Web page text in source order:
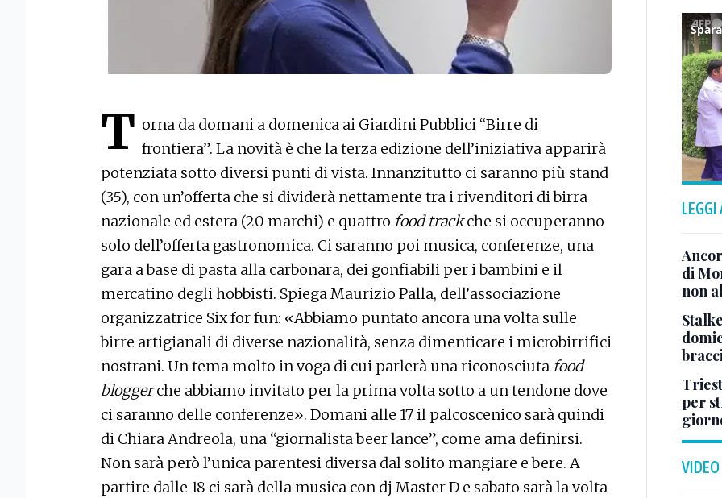
T orna da domani a domenica ai Giardini Pubblici “Birre di
frontiera”. La novità è che la terza edizione dell’iniziativa apparirà
potenziata sotto diversi punti di vista. Innanzitutto ci saranno più stand
(35), con un’offerta che si dividerà nettamente tra i rivenditori di birra
nazionale ed estera (20 marchi) e quattro food trackche si occuperanno
solo dell’offerta gastronomica. Ci saranno poi musica, conferenze, una
gara a base di pasta alla carbonara, dei gonfiabili per i bambini e il
mercatino degli hobbisti. Spiega Maurizio Palla, dell’associazione
organizzatrice Six for fun: «Abbiamo puntato ancora una volta sulle
birre artigianali di diverse nazionalità, senza dimenticare i microbirrifici
nostrani. Un tema molto in voga di cui parlerà una riconosciutafood
bloggerche abbiamo invitato per la prima volta sotto a un tendone dove
ci saranno delle conferenze». Domani alle 17 il palcoscenico sarà quindi
di Chiara Andreola, una “giornalista beer lance”, come ama definirsi.
Non sarà però l’unica parentesi diversa dal solito mangiare e bere. A
partire dalle 18 ci sarà della musica con dj Master D e sabato sarà la volta
LEGGI
di
non
per
VIDEO